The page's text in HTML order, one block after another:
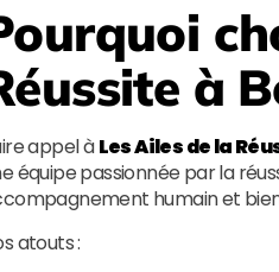
à
appel àLes Ailes de la
équipe passionnée par la
humain et
atouts :